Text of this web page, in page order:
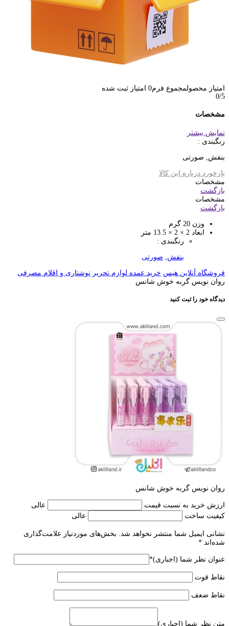
امتیاز محصولمجموع فرم0 امتیاز ثبت شده
0/5
مشخصات
نمایش بیشتر
رنگبندی :
بنفش, صورتی
بازخورد درباره این کالا
مشخصات
بازگشت
مشخصات
بازگشت
وزن 20 گرم
ابعاد 2 × 2 × 13.5 متر
رنگبندی :
بنفش صورتی
فروشگاه آنلاین هیس خرید عمده لوازم تحریر نوشتاری و اقلام مصرفی
روان نویس گربه خوش شانس
دیدگاه خود را ثبت کنید
روان نویس گربه خوش شانس
ارزش خرید به نسبت قیمت
عالی
کیفیت ساخت
عالی
نشانی ایمیل شما منتشر نخواهد شد.
بخش‌های موردنیاز علامت‌گذاری
شده‌اند *
عنوان نظر شما (اجباری)*
نقاط قوت
نقاط ضعف
متن نظر شما (اجباری)